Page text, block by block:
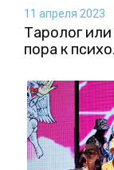
11 апреля 2023
Таролог
пора к